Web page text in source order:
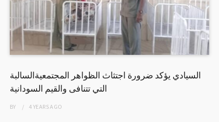
السيادي يؤكد ضرورة اجتثاث الظواهر المجتمعيةالسالبة
التي تتنافى والقيم السودانية
BY 4 YEARSAGO